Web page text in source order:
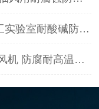
防腐蚀抽风用通风机
耐高温离心风机